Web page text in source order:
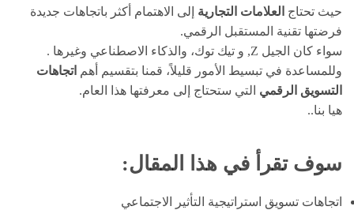
حيث تحتاج العلامات التجارية إلى الاهتمام أكثر باتجاهات جديدة
فرضتها تقنية المستقبل الرقمي.
سواء كان الجيل Z, و تيك توك، والذكاء الاصطناعي وغيرها .
وللمساعدة في تبسيط الأمور قليلاً، قمنا بتقسيم أهم اتجاهات
التسويق الرقمي التي ستحتاج إلى معرفتها هذا العام.
هيا بنا..
سوف تقرأ في هذا المقال:
اتجاهات تسويق استراتيجية التأثير الاجتماعي